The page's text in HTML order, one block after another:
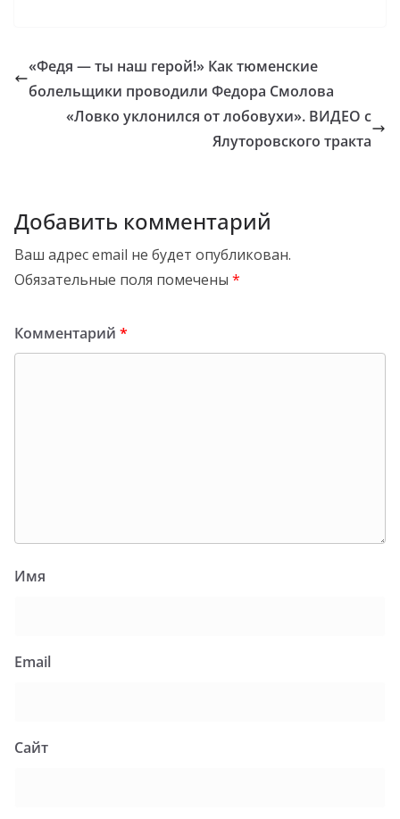
«Федя — ты наш герой!» Как тюменские
болельщики проводили Федора Смолова
«Ловко уклонился от лобовухи». ВИДЕО с
Ялуторовского тракта
Добавить комментарий
Ваш адрес email не будет опубликован.
Обязательные поля помечены *
Комментарий *
Имя
Email
Сайт